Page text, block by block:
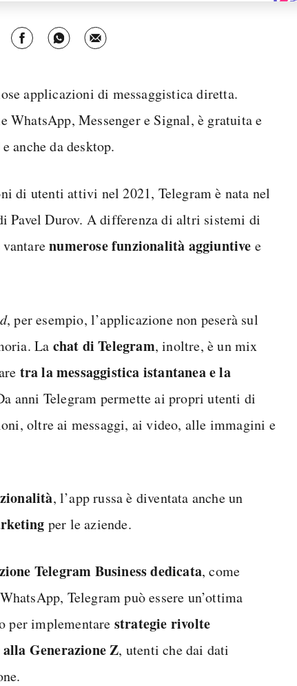
applicazioni di messaggistica diretta.
WhatsApp, Messenger e Signal, è gratuita e
anche da desktop.
di utenti attivi nel 2021, Telegram è nata nel
Pavel Durov. A differenza di altri sistemi di
vantarenumerose funzionalità aggiuntive e
, per esempio, l’applicazione non peserà sul
La chat di Telegram, inoltre, è un mix
tra la messaggistica istantanea e la
anni Telegram permette ai propri utenti di
oltre ai messaggi, ai video, alle immagini e
, l’app russa è diventata anche un
per le aziende.
Telegram Business dedicata, come
Telegram può essere un’ottima
per implementare strategie rivolte
Generazione Z, utenti che dai dati